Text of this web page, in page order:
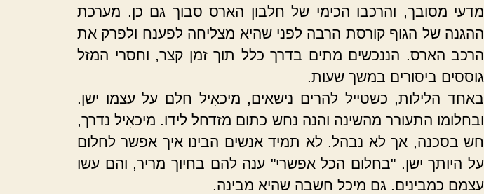
מדעי מסובך, והרכבו הכימי של חלבון הארס סבוך גם כן. מערכת
ההגנה של הגוף קורסת הרבה לפני שהיא מצליחה לפענח ולפרק את
הרכב הארס. הננכשים מתים בדרך כלל תוך זמן קצר, וחסרי המזל
גוססים ביסורים במשך שעות.
באחד הלילות, כשטייל להרים נישאים, מיכאִיל חלם על עצמו ישן.
ובחלומו התעורר מהשינה והנה נחש כתום מזדחל לידו. מיכאִיל נדרך,
חש בסכנה, אך לא נבהל. לא תמיד אנשים הבינו איך אפשר לחלום
על היותך ישן. "בחלום הכל אפשרי" ענה להם בחיוך מריר, והם עשו
עצמם כמבינים. גם מיכל חשבה שהיא מבינה.